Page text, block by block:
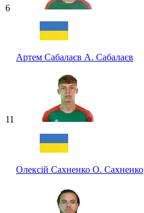
6
Артем Сабалаєв А. Сабалаєв
11
Олексій Сахненко О. Сахненко